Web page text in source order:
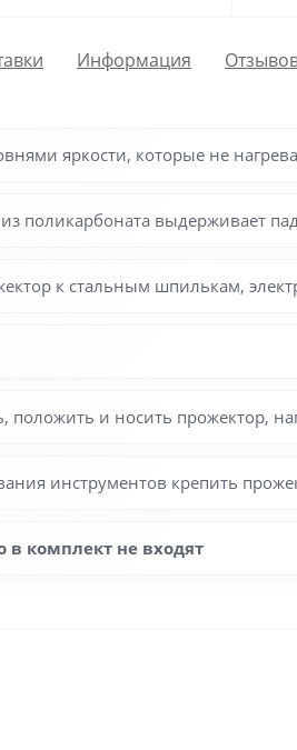
Информация
яркости, которые не
поликарбоната выдерживает
к стальным шпилькам,
и носить прожектор,
инструментов крепить
в комплект не входят